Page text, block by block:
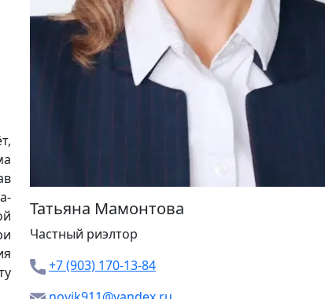
Татьяна Мамонтова
Частный риэлтор
+7 (903) 170-13-84